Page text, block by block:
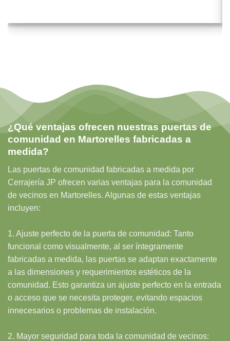
¿Qué ventajas ofrecen nuestras puertas de
comunidad en Martorelles fabricadas a
medida?
Las puertas de comunidad fabricadas a medida por
Cerrajería JP ofrecen varias ventajas para la comunidad
de vecinos en Martorelles. Algunas de estas ventajas
incluyen:
1. Ajuste perfecto de la puerta de comunidad: Tanto
funcional como visualmente, al ser íntegramente
fabricadas a medida, las puertas se adaptan exactamente
a las dimensiones y requerimientos estéticos de la
comunidad. Esto garantiza un ajuste perfecto en la entrada
o acceso que se necesita proteger, evitando espacios
innecesarios o problemas de instalación.
2. Mayor seguridad para toda la comunidad de vecinos: